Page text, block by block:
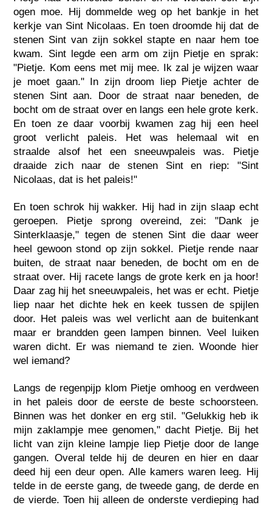
ogen moe. Hij dommelde weg op het bankje in het
kerkje van Sint Nicolaas. En toen droomde hij dat de
stenen Sint van zijn sokkel stapte en naar hem toe
kwam. Sint legde een arm om zijn Pietje en sprak:
"Pietje. Kom eens met mij mee. Ik zal je wijzen waar
je moet gaan." In zijn droom liep Pietje achter de
stenen Sint aan. Door de straat naar beneden, de
bocht om de straat over en langs een hele grote kerk.
En toen ze daar voorbij kwamen zag hij een heel
groot verlicht paleis. Het was helemaal wit en
straalde alsof het een sneeuwpaleis was. Pietje
draaide zich naar de stenen Sint en riep: "Sint
Nicolaas, dat is het paleis!"
En toen schrok hij wakker. Hij had in zijn slaap echt
geroepen. Pietje sprong overeind, zei: "Dank je
Sinterklaasje," tegen de stenen Sint die daar weer
heel gewoon stond op zijn sokkel. Pietje rende naar
buiten, de straat naar beneden, de bocht om en de
straat over. Hij racete langs de grote kerk en ja hoor!
Daar zag hij het sneeuwpaleis, het was er echt. Pietje
liep naar het dichte hek en keek tussen de spijlen
door. Het paleis was wel verlicht aan de buitenkant
maar er brandden geen lampen binnen. Veel luiken
waren dicht. Er was niemand te zien. Woonde hier
wel iemand?
Langs de regenpijp klom Pietje omhoog en verdween
in het paleis door de eerste de beste schoorsteen.
Binnen was het donker en erg stil. "Gelukkig heb ik
mijn zaklampje mee genomen," dacht Pietje. Bij het
licht van zijn kleine lampje liep Pietje door de lange
gangen. Overal telde hij de deuren en hier en daar
deed hij een deur open. Alle kamers waren leeg. Hij
telde in de eerste gang, de tweede gang, de derde en
de vierde. Toen hij alleen de onderste verdieping had